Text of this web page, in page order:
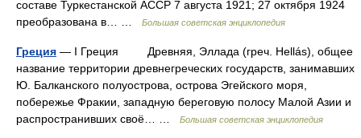
составе Туркестанской АССР 7 августа 1921; 27 октября 1924
преобразована в… …
Большая советская энциклопедия
Греция — I Греция Древняя, Эллада (греч. Hellás), общее
название территории древнегреческих государств, занимавших
Ю. Балканского полуострова, острова Эгейского моря,
побережье Фракии, западную береговую полосу Малой Азии и
распространивших своё… …
Большая советская энциклопедия